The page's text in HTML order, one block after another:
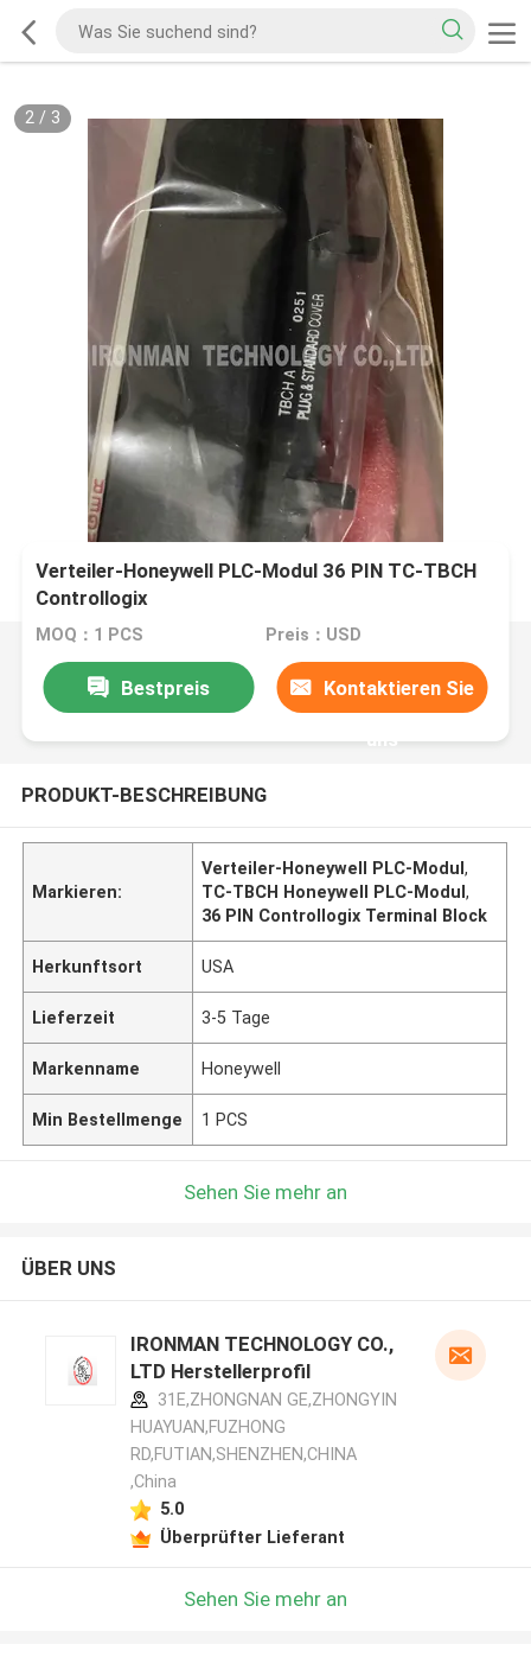
2/ 3
Verteiler-Honeywell PLC-Modul 36 PIN TC-TBCH
Controllogix
MOQ：1 PCS Preis：USD
Bestpreis Kontaktieren Sie
uns
PRODUKT-BESCHREIBUNG
Markieren:
Verteiler-Honeywell PLC-Modul,
TC-TBCH Honeywell PLC-Modul,
36 PIN Controllogix Terminal Block
Herkunftsort USA
Lieferzeit 3-5 Tage
Markenname Honeywell
Min Bestellmenge 1 PCS
Sehen Sie mehr an
ÜBER UNS
IRONMAN TECHNOLOGY CO.,
LTD Herstellerprofil
31E,ZHONGNAN GE,ZHONGYIN
HUAYUAN,FUZHONG
RD,FUTIAN,SHENZHEN,CHINA
,China
5.0
Überprüfter Lieferant
Sehen Sie mehr an